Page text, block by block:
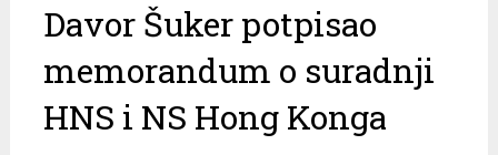
Davor Šuker potpisao
memorandum o suradnji
HNS i NS Hong Konga